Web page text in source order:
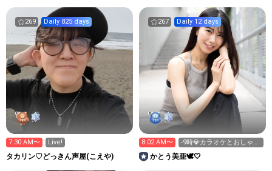
269 Daily 825 days
7:30 AM〜 Live!
タカリン♡どっきん声屋(こえや)
267 Daily 12 days
8:02 AM〜
-9時💎カラオケとおしゃべ
り☺️
かとう美亜🕊️🤍